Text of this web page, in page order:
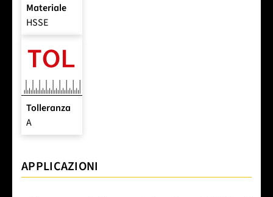
Materiale
HSSE
Tolleranza
A
APPLICAZIONI